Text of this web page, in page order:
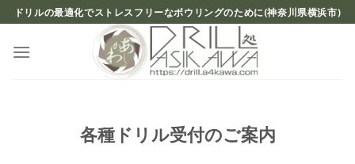
Skip
to
content
ドリルの最適化でストレスフリーなボウリングのために(神奈川県横浜市)
各種ドリル受付のご案内